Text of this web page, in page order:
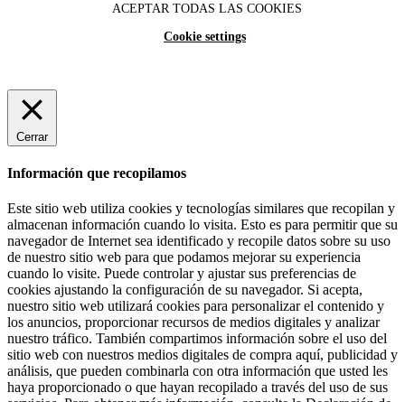
ACEPTAR TODAS LAS COOKIES
Cookie settings
Cerrar
Información que recopilamos
Este sitio web utiliza cookies y tecnologías similares que recopilan y
almacenan información cuando lo visita. Esto es para permitir que su
navegador de Internet sea identificado y recopile datos sobre su uso
de nuestro sitio web para que podamos mejorar su experiencia
cuando lo visite. Puede controlar y ajustar sus preferencias de
cookies ajustando la configuración de su navegador. Si acepta,
nuestro sitio web utilizará cookies para personalizar el contenido y
los anuncios, proporcionar recursos de medios digitales y analizar
nuestro tráfico. También compartimos información sobre el uso del
sitio web con nuestros medios digitales de compra aquí, publicidad y
análisis, que pueden combinarla con otra información que usted les
haya proporcionado o que hayan recopilado a través del uso de sus